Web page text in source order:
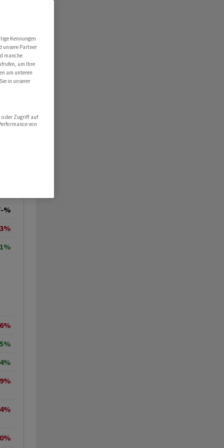
%
Kennungen
unsere Partner
manche
um Ihre
am unteren
in unserer
oder Zugriff auf
von